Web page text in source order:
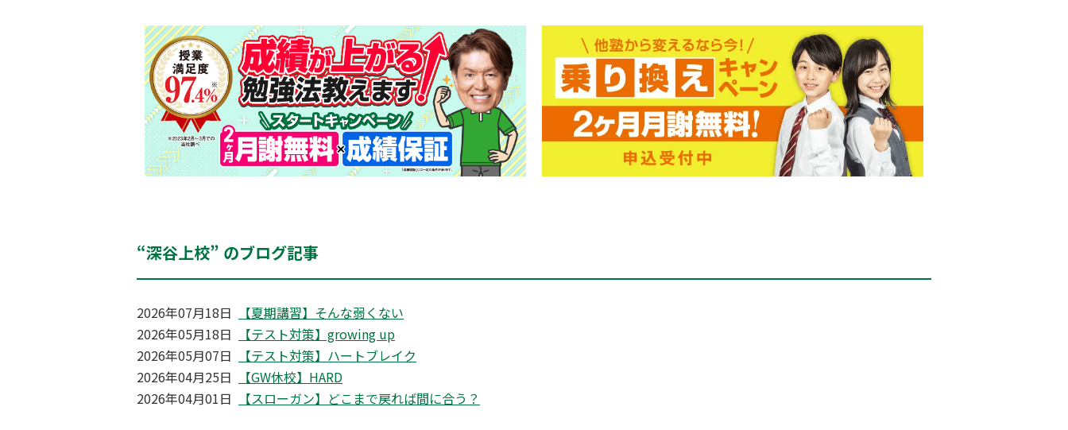
“深谷上校” のブログ記事
2026年07月18日
【夏期講習】そんな弱くない
2026年05月18日
【テスト対策】growing up
2026年05月07日
【テスト対策】ハートブレイク
2026年04月25日
【GW休校】HARD
2026年04月01日
【スローガン】どこまで戻れば間に合う？